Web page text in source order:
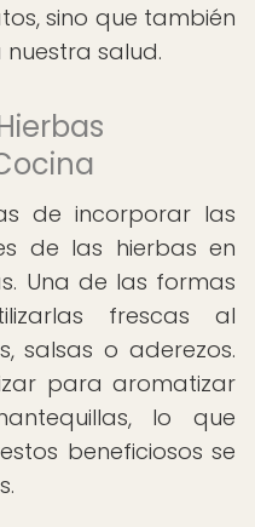
sino que también
salud.
de incorporar las
de las hierbas en
Una de las formas
frescas al
salsas o aderezos.
para aromatizar
lo que
beneficiosos se